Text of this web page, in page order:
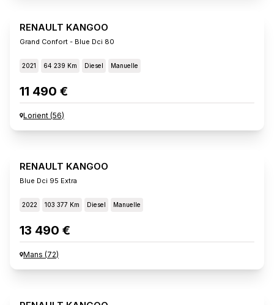
RENAULT KANGOO
Grand Confort - Blue Dci 80
2021 64 239 Km Diesel Manuelle
11 490 €
Lorient (56)
RENAULT KANGOO
Blue Dci 95 Extra
2022 103 377 Km Diesel Manuelle
13 490 €
Mans (72)